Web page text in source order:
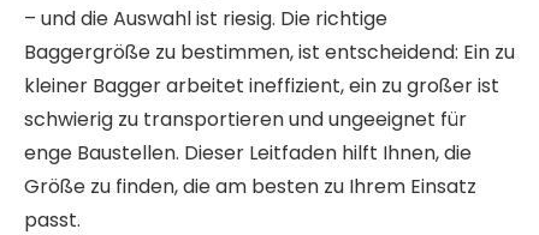
– und die Auswahl ist riesig. Die richtige
Baggergröße zu bestimmen, ist entscheidend: Ein zu
kleiner Bagger arbeitet ineffizient, ein zu großer ist
schwierig zu transportieren und ungeeignet für
enge Baustellen. Dieser Leitfaden hilft Ihnen, die
Größe zu finden, die am besten zu Ihrem Einsatz
passt.